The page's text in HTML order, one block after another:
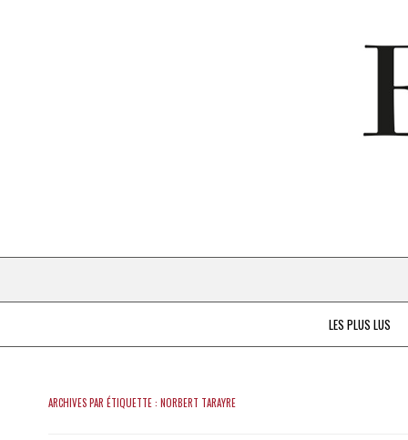
LES PLUS LUS
ARCHIVES PAR ÉTIQUETTE : NORBERT TARAYRE